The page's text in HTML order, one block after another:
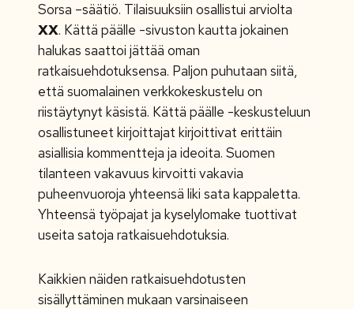
Sorsa –säätiö. Tilaisuuksiin osallistui arviolta
XX. Kättä päälle -sivuston kautta jokainen
halukas saattoi jättää oman
ratkaisuehdotuksensa. Paljon puhutaan siitä,
että suomalainen verkkokeskustelu on
riistäytynyt käsistä. Kättä päälle -keskusteluun
osallistuneet kirjoittajat kirjoittivat erittäin
asiallisia kommentteja ja ideoita. Suomen
tilanteen vakavuus kirvoitti vakavia
puheenvuoroja yhteensä liki sata kappaletta.
Yhteensä työpajat ja kyselylomake tuottivat
useita satoja ratkaisuehdotuksia.
Kaikkien näiden ratkaisuehdotusten
sisällyttäminen mukaan varsinaiseen